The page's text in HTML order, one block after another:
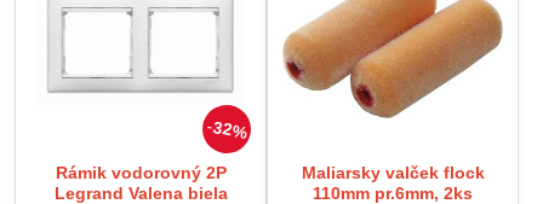
32%
Rámik vodorovný 2P
Legrand Valena biela
Maliarsky valček flock
110mm pr.6mm, 2ks